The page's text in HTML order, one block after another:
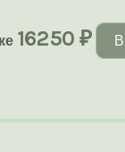
16250 ₽